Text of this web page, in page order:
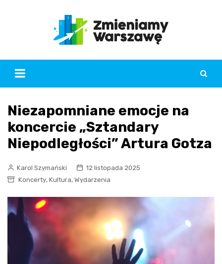
Niezapomniane emocje na
koncercie „Sztandary
Niepodległości” Artura Gotza
Karol Szymański
12 listopada 2025
Koncerty, Kultura, Wydarzenia